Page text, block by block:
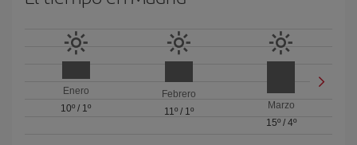
Enero
10º / 1º
Febrero
11º/ 1º
Marzo
15º/ 4º